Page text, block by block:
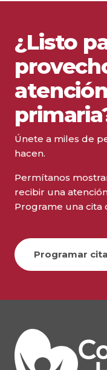
¿Listo
Únete a miles de
hacen.
Permítanos
recibir una
Programe una cita
Programar cita